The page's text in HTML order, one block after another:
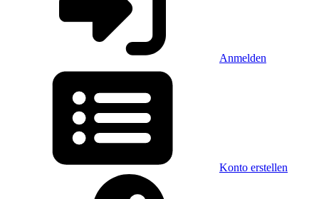
Anmelden
Konto erstellen